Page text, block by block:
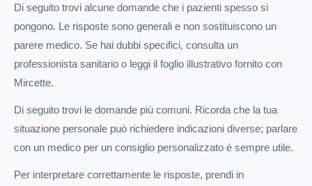
Di seguito trovi alcune domande che i pazienti spesso si
pongono. Le risposte sono generali e non sostituiscono un
parere medico. Se hai dubbi specifici, consulta un
professionista sanitario o leggi il foglio illustrativo fornito con
Mircette.
Di seguito trovi le domande più comuni. Ricorda che la tua
situazione personale può richiedere indicazioni diverse; parlare
con un medico per un consiglio personalizzato è sempre utile.
Per interpretare correttamente le risposte, prendi in